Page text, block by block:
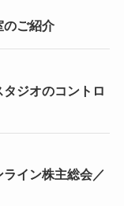
のご紹介
タジオのコントロ
ライン株主総会／